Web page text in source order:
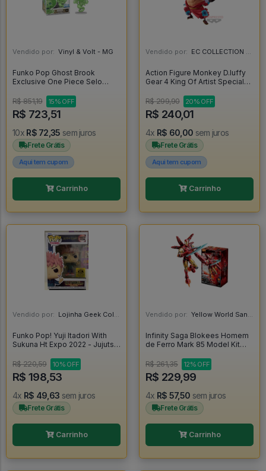
Vendido por: Vinyl & Volt - MG
Funko Pop Ghost Brook
Exclusive One Piece Selo
Glow Chase - One Piece
#2325
R$ 851,19 15% OFF
R$ 723,51
10x R$ 72,35 sem juros
Frete Grátis
Aqui tem cupom
Carrinho
Vendido por: EC COLLECTION - SP
Action Figure Monkey D.luffy
Gear 4 King Of Artist Special
One Piece
R$ 299,90 20% OFF
R$ 240,01
4x R$ 60,00 sem juros
Frete Grátis
Aqui tem cupom
Carrinho
Vendido por: Lojinha Geek Colecionáveis - DF
Funko Pop! Yuji Itadori With
Sukuna Ht Expo 2022 - Jujutsu
R$ 220,59
10% OFF
R$ 198,53
4x R$ 49,63 sem juros
Frete Grátis
Carrinho
Vendido por: Yellow World Santos - SP
Infinity Saga Blokees Homem
de Ferro Mark 85 Model Kit
R$ 261,35
12% OFF
R$ 229,99
4x R$ 57,50 sem juros
Frete Grátis
Carrinho